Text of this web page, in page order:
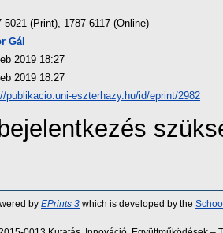
5021 (Print), 1787-6117 (Online)
Gál
2019 18:27
2019 18:27
publikacio.uni-eszterhazy.hu/id/eprint/2982
by EPrints 3 which is developed by the